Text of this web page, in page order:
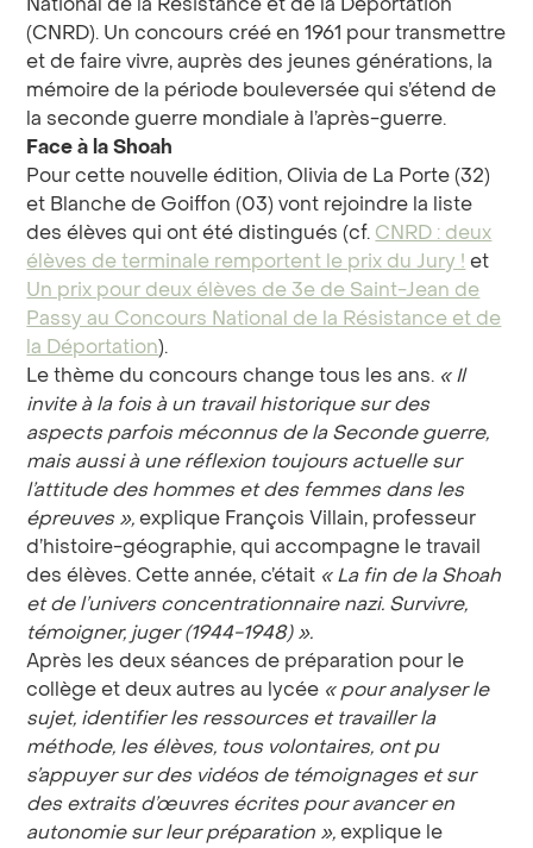
(CNRD). Un concours créé en 1961 pour transmettre
et de faire vivre, auprès des jeunes générations, la
mémoire de la période bouleversée qui s’étend de
la seconde guerre mondiale à l’après-guerre.
Face à la Shoah
Pour cette nouvelle édition, Olivia de La Porte (32)
et Blanche de Goiffon (03) vont rejoindre la liste
des élèves qui ont été distingués (cf. CNRD : deux
élèves de terminale remportent le prix du Jury ! et
Un prix pour deux élèves de 3e de Saint-Jean de
Passy au Concours National de la Résistance et de
la Déportation).
Le thème du concours change tous les ans. « Il
invite à la fois à un travail historique sur des
aspects parfois méconnus de la Seconde guerre,
mais aussi à une réflexion toujours actuelle sur
l’attitude des hommes et des femmes dans les
épreuves », explique François Villain, professeur
d’histoire-géographie, qui accompagne le travail
des élèves. Cette année, c’était « La fin de la Shoah
et de l’univers concentrationnaire nazi. Survivre,
témoigner, juger (1944-1948) ».
Après les deux séances de préparation pour le
collège et deux autres au lycée « pour analyser le
sujet, identifier les ressources et travailler la
méthode, les élèves, tous volontaires, ont pu
s’appuyer sur des vidéos de témoignages et sur
des extraits d’œuvres écrites pour avancer en
autonomie sur leur préparation »,explique le